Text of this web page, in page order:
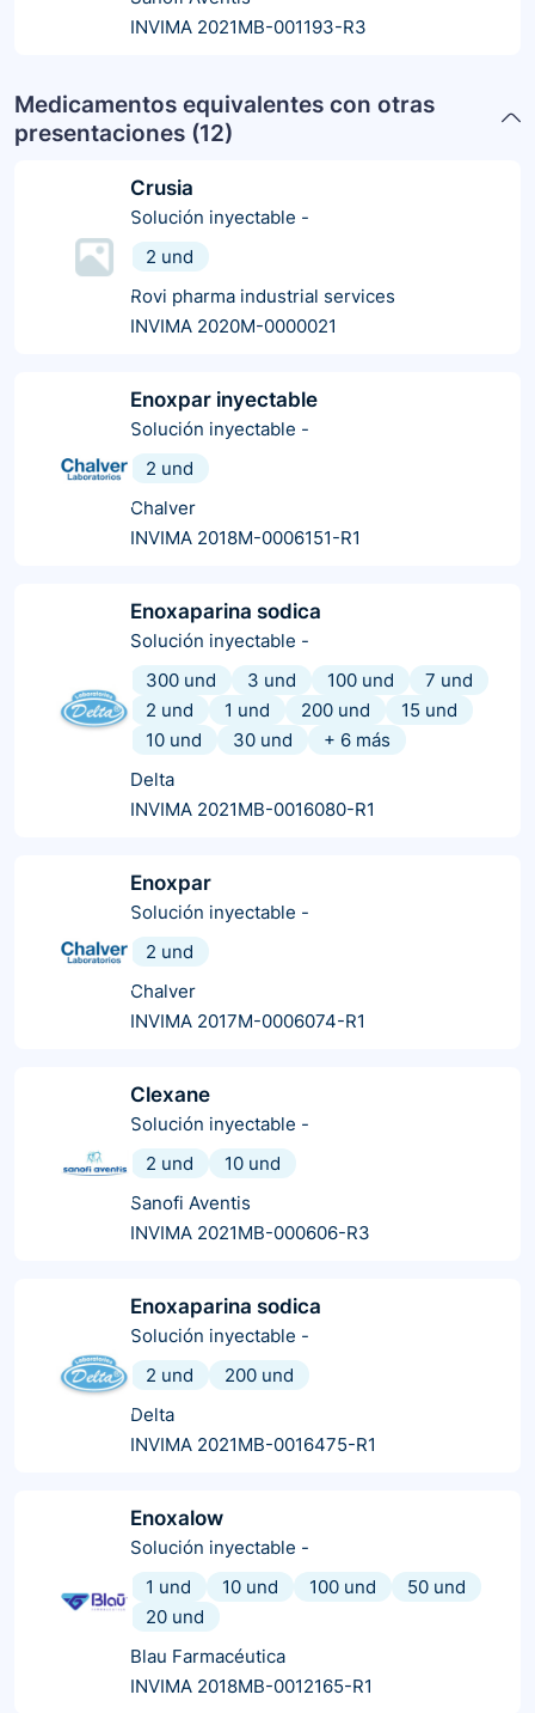
INVIMA 2021MB-001193-R3
Medicamentos equivalentes con otras
presentaciones (12)
Crusia
Solución inyectable -
2 und
Rovi pharma industrial services
INVIMA 2020M-0000021
Enoxpar inyectable
Solución inyectable -
2 und
Chalver
INVIMA 2018M-0006151-R1
Enoxaparina sodica
Solución inyectable -
300 und
3 und 100 und
7 und
2 und
1 und 200 und
15 und
10 und
30 und + 6 más
Delta
INVIMA 2021MB-0016080-R1
Enoxpar
Solución inyectable -
2 und
Chalver
INVIMA 2017M-0006074-R1
Clexane
Solución inyectable -
2 und
10 und
Sanofi Aventis
INVIMA 2021MB-000606-R3
Enoxaparina sodica
Solución inyectable -
2 und
200 und
Delta
INVIMA 2021MB-0016475-R1
Enoxalow
Solución inyectable -
1 und
10 und 100 und
50 und
20 und
Blau Farmacéutica
INVIMA 2018MB-0012165-R1